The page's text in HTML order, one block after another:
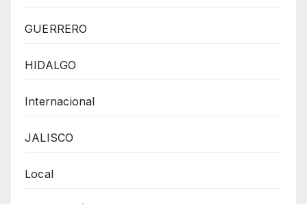
GUERRERO
HIDALGO
Internacional
JALISCO
Local